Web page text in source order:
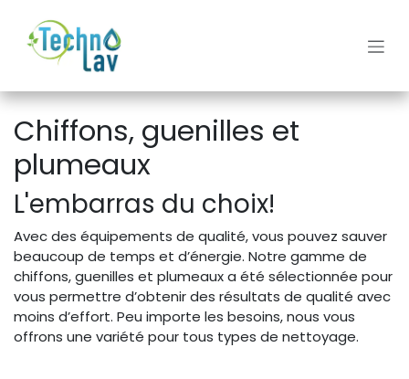
Chiffons, guenilles et
plumeaux
L'embarras du choix!
Avec des équipements de qualité, vous pouvez sauver
beaucoup de temps et d’énergie. Notre gamme de
chiffons, guenilles et plumeaux a été sélectionnée pour
vous permettre d’obtenir des résultats de qualité avec
moins d’effort. Peu importe les besoins, nous vous
offrons une variété pour tous types de nettoyage.